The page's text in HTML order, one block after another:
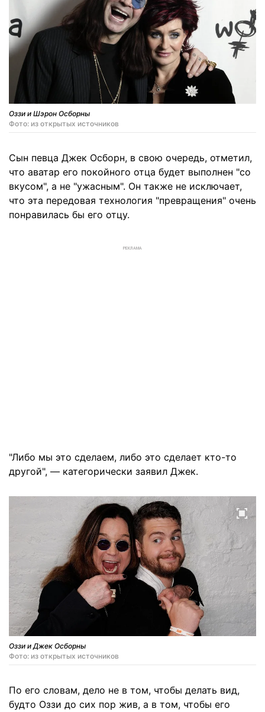
Оззи и Шэрон Осборны
Фото: из открытых источников
Сын певца Джек Осборн, в свою очередь, отметил,
что аватар его покойного отца будет выполнен "со
вкусом", а не "ужасным". Он также не исключает,
что эта передовая технология "превращения" очень
понравилась бы его отцу.
РЕКЛАМА
"Либо мы это сделаем, либо это сделает кто-то
другой", — категорически заявил Джек.
Оззи и Джек Осборны
Фото: из открытых источников
По его словам, дело не в том, чтобы делать вид,
будто Оззи до сих пор жив, а в том, чтобы его